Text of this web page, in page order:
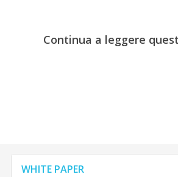
Continua a leggere
WHITE PAPER